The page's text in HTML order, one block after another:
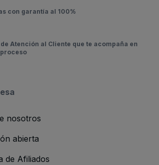
con garantía al 100%
Atención al Cliente que te acompaña en
nosotros
abierta
de Afiliados